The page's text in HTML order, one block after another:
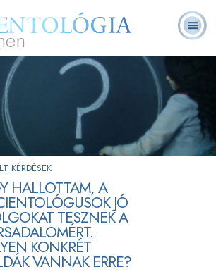
Önkéntes lelkészek GYIK
KÉRDÉSEK
HALLOTTAM, A
JÓ
TESZNEK A
KONKRÉT
VANNAK ERRE?